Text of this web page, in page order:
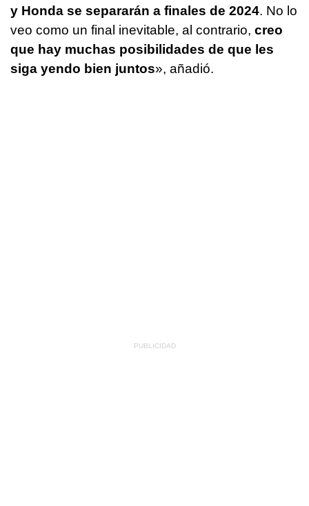
y Honda se separarán a finales de 2024. No lo
veo como un final inevitable, al contrario, creo
que hay muchas posibilidades de que les
siga yendo bien juntos», añadió.